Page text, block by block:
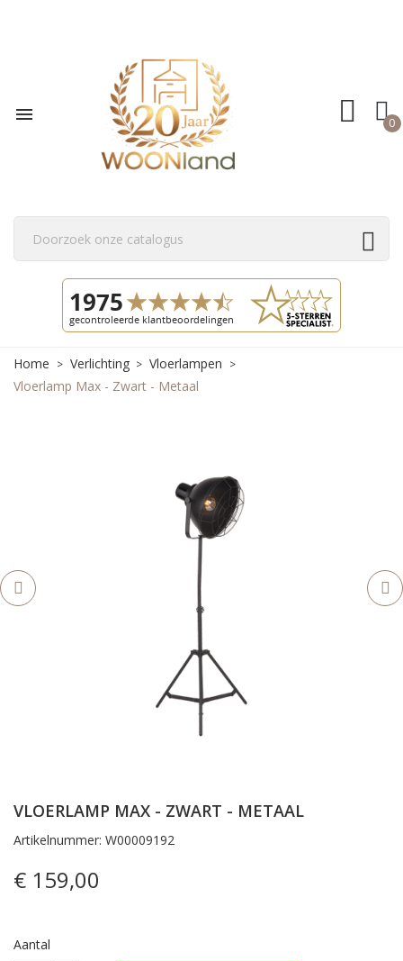
 0
Home Verlichting
Vloerlampen
Vloerlamp Max - Zwart - Metaal
VLOERLAMP MAX - ZWART - METAAL
Artikelnummer: W00009192
€ 159,00
Aantal